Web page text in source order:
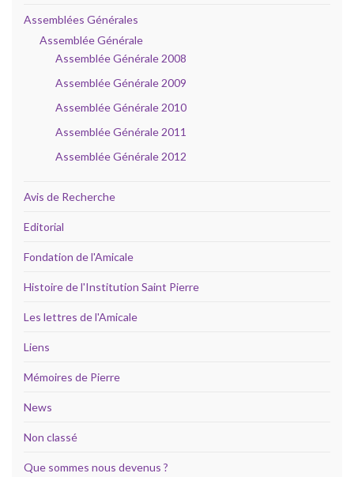
Assemblées Générales
Assemblée Générale
Assemblée Générale 2008
Assemblée Générale 2009
Assemblée Générale 2010
Assemblée Générale 2011
Assemblée Générale 2012
Avis de Recherche
Editorial
Fondation de l'Amicale
Histoire de l'Institution Saint Pierre
Les lettres de l'Amicale
Liens
Mémoires de Pierre
News
Non classé
Que sommes nous devenus ?